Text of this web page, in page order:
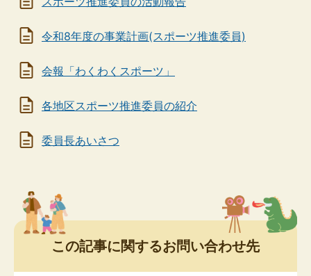
令和8年度の事業計画(スポーツ推進委員)
会報「わくわくスポーツ」
各地区スポーツ推進委員の紹介
委員長あいさつ
この記事に関するお問い合わせ先